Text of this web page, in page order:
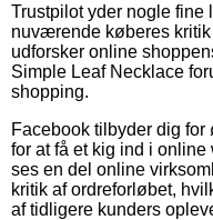
Trustpilot yder nogle
nuværende køberes kritik
udforsker online
Simple Leaf Necklace
shopping.
Facebook tilbyder dig
for at få et kig ind i
ses en del online
kritik af ordreforløbet,
af tidligere kunders